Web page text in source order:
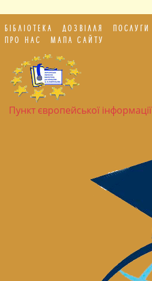
БІБЛІОТЕКА ДОЗВІЛЛЯ ПОСЛУГИ
ПРО НАС
МАПА САЙТУ
Пункт європейської інформації